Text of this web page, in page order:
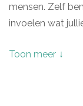
mensen. Zelf
invoelen wat
Ik ga voor een
Toon meer